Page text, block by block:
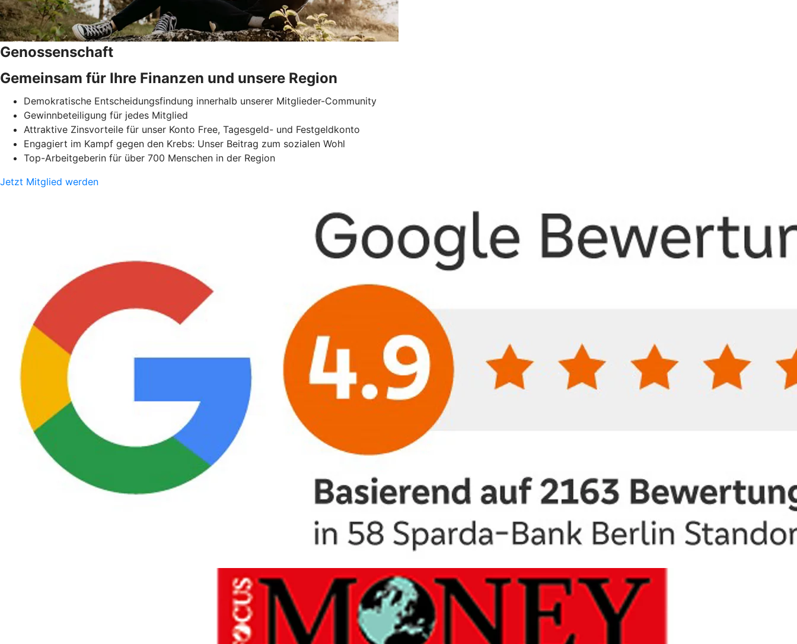
Genossenschaft
Gemeinsam für Ihre Finanzen und unsere Region
Demokratische Entscheidungsfindung innerhalb unserer Mitglieder-Community
Gewinnbeteiligung für jedes Mitglied
Attraktive Zinsvorteile für unser Konto Free, Tagesgeld- und Festgeldkonto
Engagiert im Kampf gegen den Krebs: Unser Beitrag zum sozialen Wohl
Top-Arbeitgeberin für über 700 Menschen in der Region
Jetzt Mitglied werden